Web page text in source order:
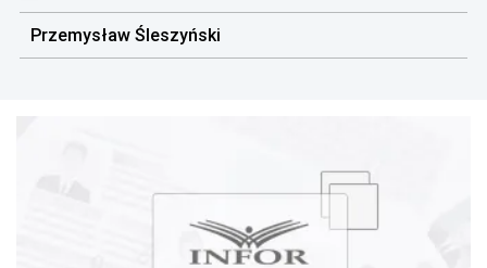
Przemysław Śleszyński